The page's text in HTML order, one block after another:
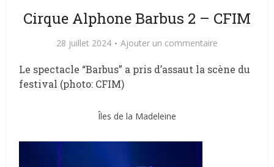
Cirque Alphone Barbus 2 – CFIM
28 juillet 2024 Ajouter un commentaire
Le spectacle “Barbus” a pris d’assaut la scène du
festival (photo: CFIM)
Îles de la Madeleine